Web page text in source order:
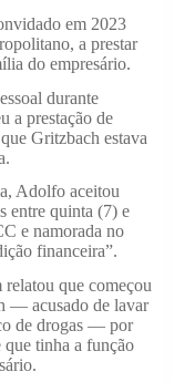
em 2023
a prestar
do empresário.
durante
a prestação de
Gritzbach estava
Adolfo aceitou
entre quinta (7) e
e namorada no
financeira”.
que começou
— acusado de lavar
de drogas — por
tinha a função